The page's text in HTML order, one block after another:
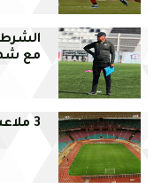
مع
3 ملاعب تحتضن مباريات البلاي-اوف